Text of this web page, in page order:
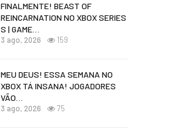
FINALMENTE! BEAST OF
REINCARNATION NO XBOX SERIES
S | GAME…
3 ago, 2026 159
MEU DEUS! ESSA SEMANA NO
XBOX TÁ INSANA! JOGADORES
VÃO…
3 ago, 2026 75